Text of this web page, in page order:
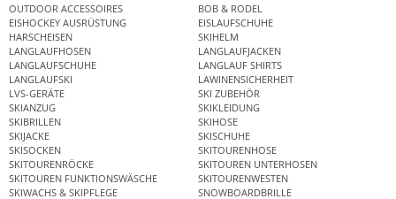
OUTDOOR ACCESSOIRES
BOB & RODEL
EISHOCKEY AUSRÜSTUNG
EISLAUFSCHUHE
HARSCHEISEN
SKIHELM
LANGLAUFHOSEN
LANGLAUFJACKEN
LANGLAUFSCHUHE
LANGLAUF SHIRTS
LANGLAUFSKI
LAWINENSICHERHEIT
LVS-GERÄTE
SKI ZUBEHÖR
SKIANZUG
SKIKLEIDUNG
SKIBRILLEN
SKIHOSE
SKIJACKE
SKISCHUHE
SKISOCKEN
SKITOURENHOSE
SKITOURENRÖCKE
SKITOUREN UNTERHOSEN
SKITOUREN FUNKTIONSWÄSCHE
SKITOURENWESTEN
SKIWACHS & SKIPFLEGE
SNOWBOARDBRILLE